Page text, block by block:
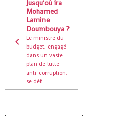
Jusqu'où ira
Mohamed
Lamine
Doumbouya ?
Le ministre du
budget, engagé
dans un vaste
plan de lutte
anti-corruption,
se défi...